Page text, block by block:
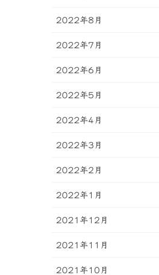
2022年8月
2022年7月
2022年6月
2022年5月
2022年4月
2022年3月
2022年2月
2022年1月
2021年12月
2021年11月
2021年10月